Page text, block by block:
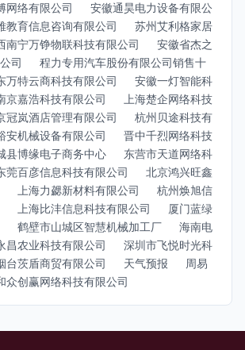
网络有限公司
安徽通昊电力设备有限公
教育信息咨询有限公司
苏州艾利格家居
南宁万铮物联科技有限公司
安徽省杰之
司
程力专用汽车股份有限公司销售十
万特云商科技有限公司
安徽一灯智能科
京嘉浩科技有限公司
上海楚企网络科技
冠岚酒店管理有限公司
杭州贝途科技有
安机械设备有限公司
晋中千烈网络科技
县博缘电子商务中心
东营市天道网络科
莞百彦信息科技有限公司
北京鸿兴旺鑫
上海力勰新材料有限公司
杭州焕旭信
上海比沣信息科技有限公司
厦门蓝绿
鹤壁市山城区智慧机械加工厂
海南电
昌农业科技有限公司
深圳市飞悦时光科
台茨盾商贸有限公司 天气预报
周易
众创赢网络科技有限公司